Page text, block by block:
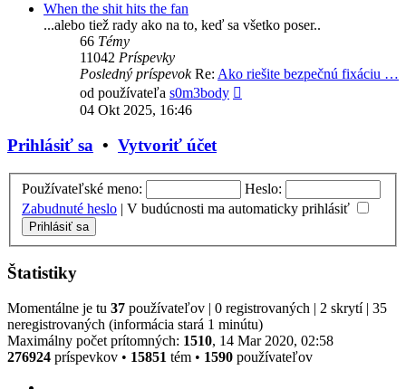
When the shit hits the fan
...alebo tiež rady ako na to, keď sa všetko poser..
66 Témy
11042 Príspevky
Posledný príspevokRe: Ako riešite bezpečnú fixáciu …
od používateľa s0m3body
04 Okt 2025, 16:46
Prihlásiť sa • Vytvoriť účet
Používateľské meno:
Heslo:
Zabudnuté heslo | V budúcnosti ma automaticky prihlásiť
Štatistiky
Momentálne je tu 37 používateľov | 0 registrovaných | 2 skrytí | 35
neregistrovaných (informácia stará 1 minútu)
Maximálny počet prítomných: 1510, 14 Mar 2020, 02:58
276924 príspevkov • 15851 tém • 1590 používateľov